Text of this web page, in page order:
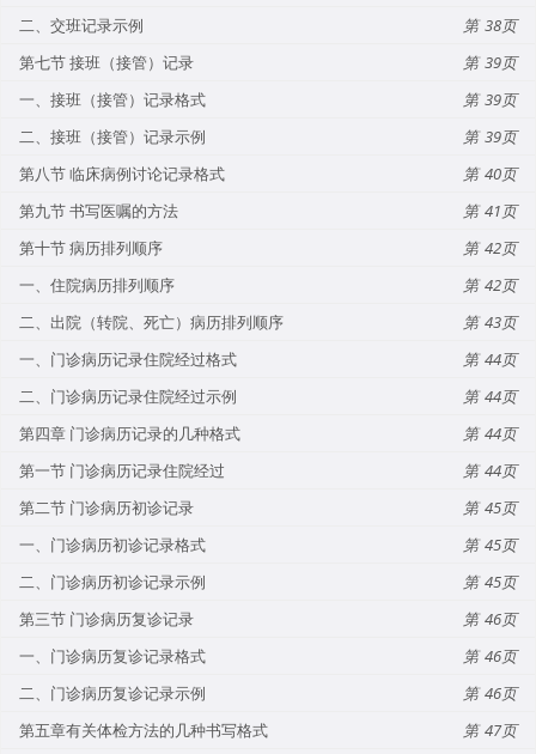
二、交班记录示例
38
第七节 接班（接管）记录
39
一、接班（接管）记录格式
39
二、接班（接管）记录示例
39
第八节 临床病例讨论记录格式
40
第九节 书写医嘱的方法
41
第十节 病历排列顺序
42
一、住院病历排列顺序
42
二、出院（转院、死亡）病历排列顺序
43
一、门诊病历记录住院经过格式
44
二、门诊病历记录住院经过示例
44
第四章 门诊病历记录的几种格式
44
第一节 门诊病历记录住院经过
44
第二节 门诊病历初诊记录
45
一、门诊病历初诊记录格式
45
二、门诊病历初诊记录示例
45
第三节 门诊病历复诊记录
46
一、门诊病历复诊记录格式
46
二、门诊病历复诊记录示例
46
第五章有关体检方法的几种书写格式
47